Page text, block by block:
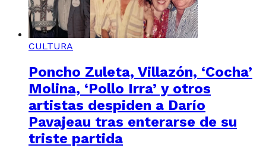
CULTURA
Poncho Zuleta, Villazón, ‘Cocha’
Molina, ‘Pollo Irra’ y otros
artistas despiden a Darío
Pavajeau tras enterarse de su
triste partida